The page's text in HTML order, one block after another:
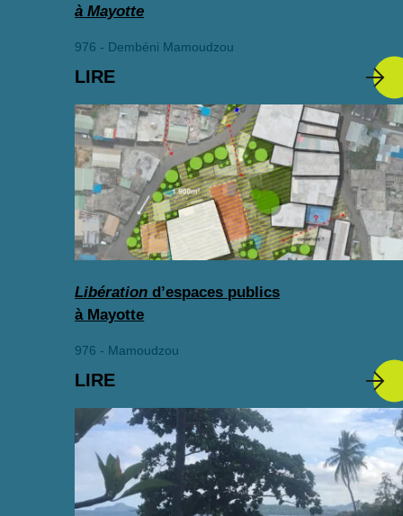
à Mayotte
976 - Dembéni Mamoudzou
LIRE
Libération d’espaces publics
à Mayotte
976 - Mamoudzou
LIRE